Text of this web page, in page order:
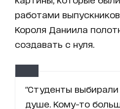
работами
Короля Даниила
создавать с нуля.
"Студенты
душе. Кому-то